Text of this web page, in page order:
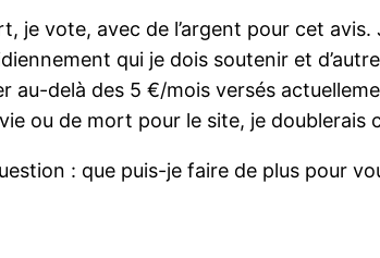
je vote, avec de l’argent pour cet
qui je dois soutenir et
au-delà des 5 €/mois versés
ou de mort pour le site, je doublerais
: que puis-je faire de plus pour